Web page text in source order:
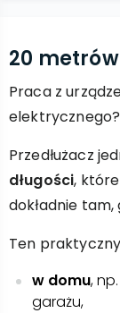
20
Praca z
elektrycznego?
Przedłużacz
długości,
dokładnie
Ten
w domu,
garażu,